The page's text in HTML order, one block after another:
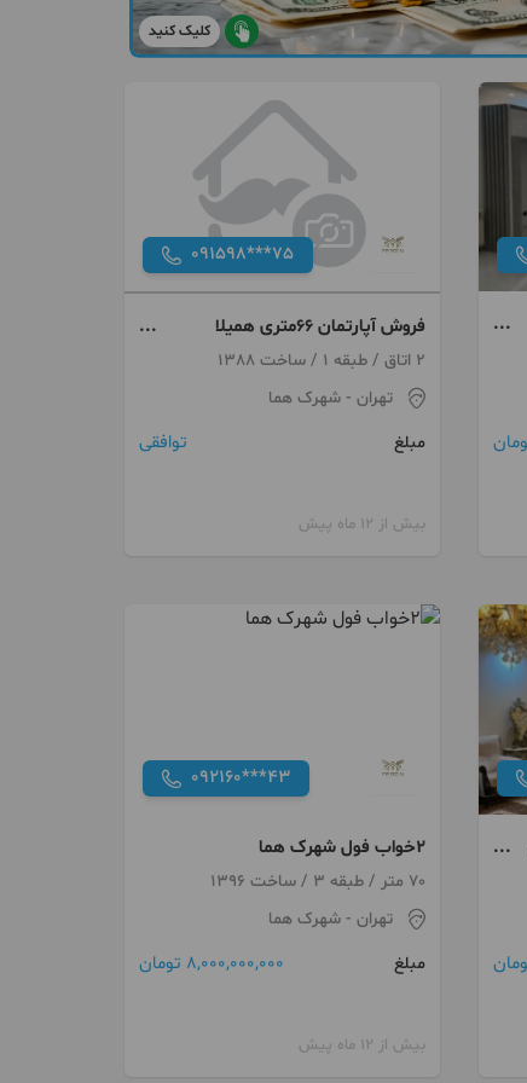
کلیک کنید
091598***75
فروش آپارتمان ۶۶متری همیلا
سرمایه گذاری
2 اتاق / طبقه 1 / ساخت 1388
تهران - شهرک هما
مبلغ
توافقی
بیش از 12 ماه پیش
092160***43
۲خواب فول شهرک هما
70 متر / طبقه 3 / ساخت 1396
تهران - شهرک هما
مبلغ
8,000,000,000 تومان
بیش از 12 ماه پیش